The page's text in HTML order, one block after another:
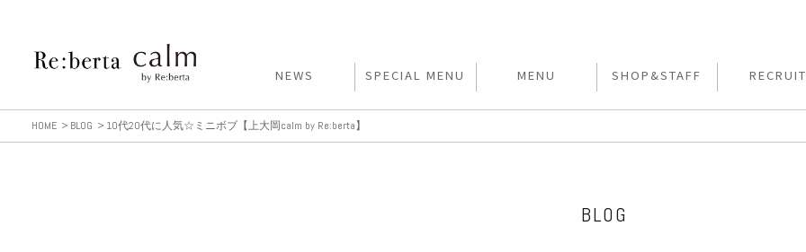
NEWS SPECIAL MENU MENU SHOP&STAFF RECRUIT
HOME BLOG 10代20代に人気☆ミニボブ【上大岡calm by Re:berta】
BLOG